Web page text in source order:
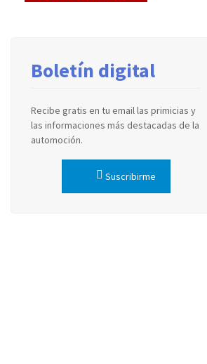
Boletín digital
Recibe gratis en tu email las primicias y
las informaciones más destacadas de la
automoción.
Suscribirme